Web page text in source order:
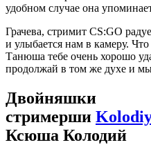
удобном случае она
Грачева, стримит CS:GO
и улыбается нам в камеру.
Танюша тебе очень хорошо
продолжай в том же духе и
Двойняшки
стримерши
Ксюша Колодий